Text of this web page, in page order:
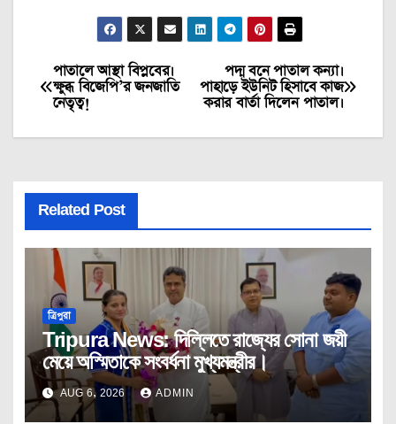
Post
navigation
পদ্ম বনে পাতাল কন্যা।
পাহাড়ে ইউনিট হিসাবে কাজ
করার বার্তা দিলেন পাতাল।
পাতালে আস্থা বিপ্লবের।
ক্ষুব্ধ বিজেপি’র জনজাতি
নেতৃত্ব!
Related Post
ত্রিপুরা
Tripura News: দিল্লিতে রাজ্যের সোনা জয়ী
মেয়ে অস্মিতাকে সংবর্ধনা মুখ্যমন্ত্রীর।
AUG 6, 2026 ADMIN